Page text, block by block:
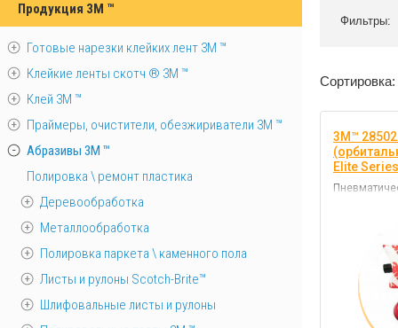
Фильтры:
Сортировка:
3M™
Elite Series
Продукция 3M ™
Готовые нарезки клейких лент 3M ™
Клейкие ленты скотч ® 3M ™
Клей 3М ™
Праймеры, очистители, обезжириватели 3М ™
Абразивы 3М ™
Полировка \ ремонт пластика
Деревообработка
Металлообработка
Полировка паркета \ каменного пола
Листы и рулоны Scotch-Brite™
Шлифовальные листы и рулоны